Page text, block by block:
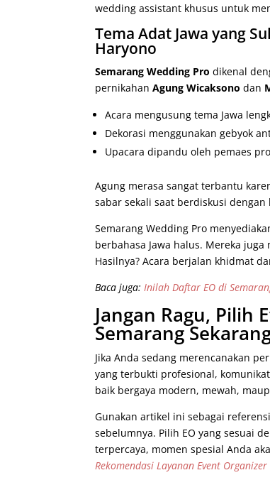
wedding assistant khusus untuk
Tema Adat Jawa yang
Haryono
Semarang Wedding Pro dikenal
pernikahanAgung Wicaksono dan
Acara mengusung tema Jawa
Dekorasi menggunakan gebyok
Upacara dipandu oleh pemaes
Agung merasa sangat terbantu
sabar sekali saat berdiskusi
Semarang Wedding Pro
berbahasa Jawa halus. Mereka
Hasilnya? Acara berjalan khidmat
Baca juga:Inilah Daftar EO di
Jangan Ragu, Pilih
Semarang
Jika Anda sedang merencanakan
yang terbukti profesional,
baik bergaya modern, mewah,
Gunakan artikel ini sebagai
sebelumnya. Pilih EO yang sesuai
terpercaya, momen spesial Anda
Rekomendasi Layanan Event